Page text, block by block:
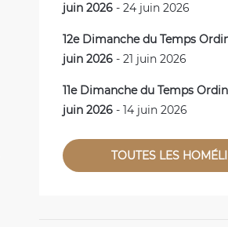
juin 2026 - 24 juin 2026
12e Dimanche du Temps
juin 2026 - 21 juin 2026
11e Dimanche du Temps
juin 2026 - 14 juin 2026
TOUTES LES